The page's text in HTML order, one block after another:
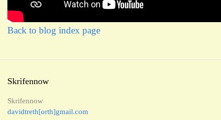
Back to blog index page
Skrifennow
Skrifennow
davidtreth[orth]gmail.com